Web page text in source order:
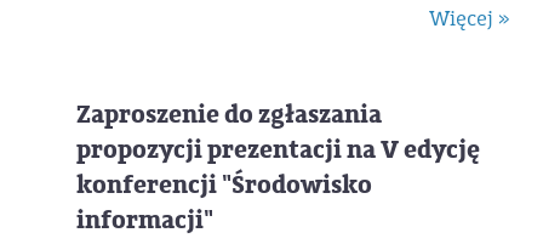
Więcej »
Zaproszenie do zgłaszania
propozycji prezentacji na V edycję
konferencji "Środowisko
informacji"